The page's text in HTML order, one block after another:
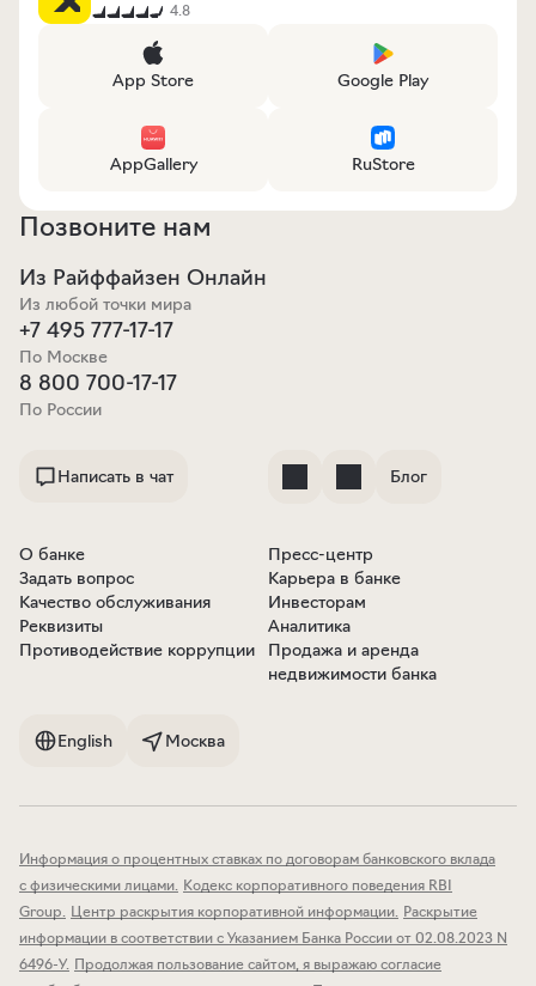
4.8
App Store Google Play
AppGallery RuStore
Позвоните нам
Из Райффайзен Онлайн
Из любой точки мира
+7 495 777-17-17
По Москве
8 800 700-17-17
По России
Написать в чат Блог
О банке
Задать вопрос
Качество обслуживания
Реквизиты
Противодействие коррупции
Пресс-центр
Карьера в банке
Инвесторам
Аналитика
Продажа и аренда
недвижимости банка
English Москва
Информация о процентных ставках по договорам банковского вклада
с физическими лицами. Кодекс корпоративного поведения RBI
Group. Центр раскрытия корпоративной информации. Раскрытие
информации в соответствии с Указанием Банка России от 02.08.2023 N
6496-У. Продолжая пользование сайтом, я выражаю согласие